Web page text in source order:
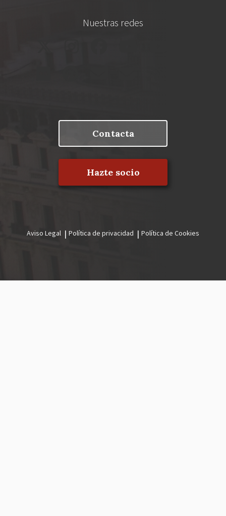
Nuestras redes
Contacta
Hazte socio
legal
Aviso Legal Política de privacidad Política de Cookies